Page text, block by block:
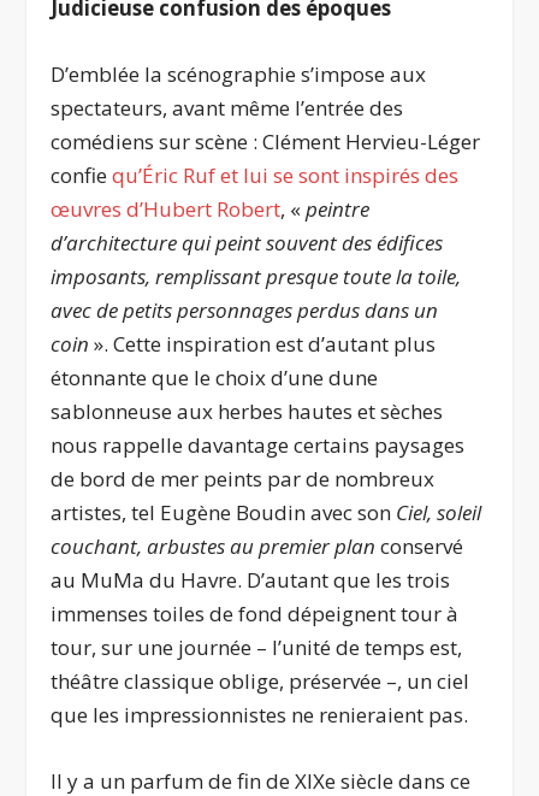
Judicieuse confusion des époques
D’emblée la scénographie s’impose aux
spectateurs, avant même l’entrée des
comédiens sur scène : Clément Hervieu-Léger
confiequ’Éric Ruf et lui se sont inspirés des
œuvres d’Hubert Robert, «peintre
d’architecture qui peint souvent des édifices
imposants, remplissant presque toute la toile,
avec de petits personnages perdus dans un
coin ». Cette inspiration est d’autant plus
étonnante que le choix d’une dune
sablonneuse aux herbes hautes et sèches
nous rappelle davantage certains paysages
de bord de mer peints par de nombreux
artistes, tel Eugène Boudin avec son Ciel, soleil
couchant, arbustes au premier planconservé
au MuMa du Havre. D’autant que les trois
immenses toiles de fond dépeignent tour à
tour, sur une journée – l’unité de temps est,
théâtre classique oblige, préservée –, un ciel
que les impressionnistes ne renieraient pas.
Il y a un parfum de fin de XIXe siècle dans ce